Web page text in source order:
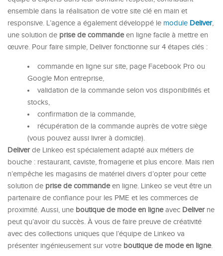
ensemble dans la réalisation de votre site clé en main et
responsive. L’agence a également développé le module Deliver,
une solution de prise de commandeen ligne facile à mettre en
œuvre. Pour faire simple, Deliver fonctionne sur 4 étapes clés :
commande en ligne sur site, page Facebook Pro ou
Google Mon entreprise,
validation de la commande selon vos disponibilités et
stocks,
confirmation de la commande,
récupération de la commande auprès de votre siège
(vous pouvez aussi livrer à domicile).
Deliverde Linkeo est spécialement adapté aux métiers de
bouche : restaurant, caviste, fromagerie et plus encore. Mais rien
n’empêche les magasins de matériel divers d’opter pour cette
solution de prise de commandeen ligne. Linkeo se veut être un
partenaire de confiance pour les PME et les commerces de
proximité. Aussi, une boutique de mode en ligneavec Deliverne
peut qu’avoir du succès. À vous de faire preuve de créativité
avec des collections uniques que l’équipe de Linkeo va
présenter ingénieusement sur votre boutique de mode en ligne.